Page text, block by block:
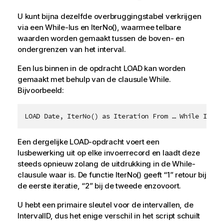
e
U kunt bijna dezelfde overbruggingstabel verkrijgen
via een While-lus en IterNo(), waarmee telbare
waarden worden gemaakt tussen de boven- en
ondergrenzen van het interval.
Een lus binnen in de opdracht LOADkan worden
gemaakt met behulp van de clausuleWhile.
Bijvoorbeeld:
LOAD Date, IterNo() as Iteration From … While
Een dergelijke LOAD-opdracht voert een
lusbewerking uit op elke invoerrecord en laadt deze
steeds opnieuw zolang de uitdrukking in deWhile-
clausule waar is. De functie IterNo() geeft “1” retour bij
de eerste iteratie, “2” bij de tweede enzovoort.
U hebt een primaire sleutel voor de intervallen, de
IntervalID, dus het enige verschil in het script schuilt